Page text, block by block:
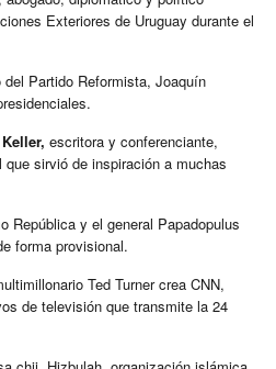
Exteriores de Uruguay durante el
Partido Reformista, Joaquín
escritora y conferenciante,
sirvió de inspiración a muchas
República y el general Papadopulus
forma provisional.
Ted Turner crea CNN,
de televisión que transmite la 24